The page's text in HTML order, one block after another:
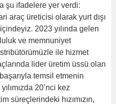
şu ifadelere yer verdi:
araç üreticisi olarak yurt dışı
2023 yılında gelen
ve memnuniyet
ile hizmet
lider üretim üssü olan
temsil etmenin
20’nci kez
süreçlerindeki hızımızın,